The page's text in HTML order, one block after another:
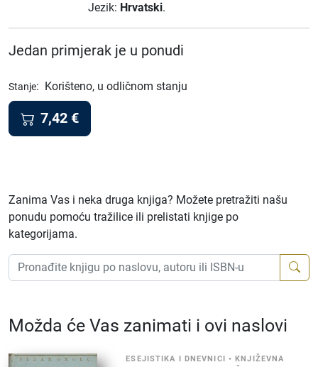
Jezik: Hrvatski.
Jedan primjerak je u ponudi
Stanje: Korišteno, u odličnom stanju
7,42 €
Zanima Vas i neka druga knjiga? Možete pretražiti našu
ponudu pomoću tražilice ili prelistati knjige po
kategorijama.
Možda će Vas zanimati i ovi naslovi
ESEJISTIKA I DNEVNICI •KNJIŽEVNA